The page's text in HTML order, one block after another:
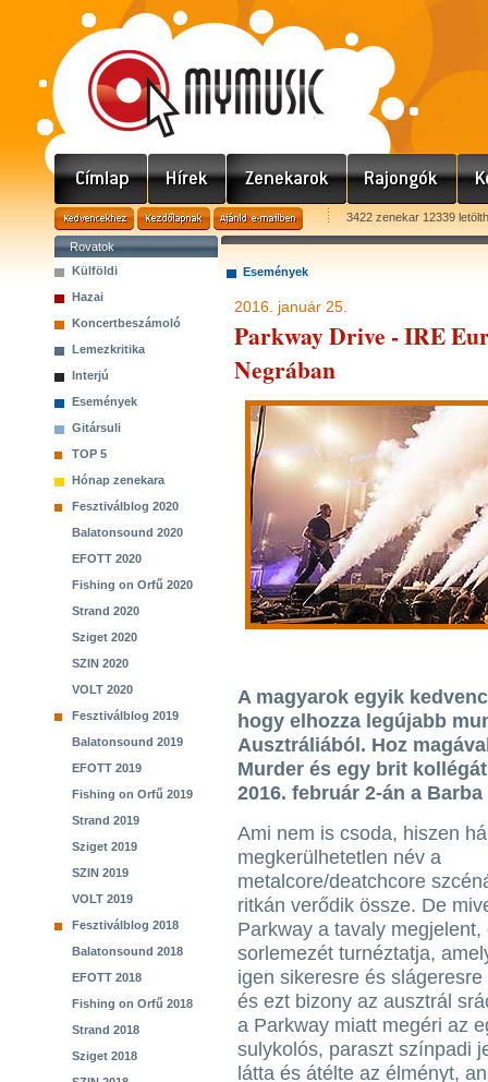
3422 zenekar 12339
Rovatok
Külföldi
Hazai
Koncertbeszámoló
Lemezkritika
Interjú
Események
Gitársuli
TOP 5
Hónap zenekara
Fesztiválblog 2020
Balatonsound 2020
EFOTT 2020
Fishing on Orfű 2020
Strand 2020
Sziget 2020
SZIN 2020
VOLT 2020
Fesztiválblog 2019
Balatonsound 2019
EFOTT 2019
Fishing on Orfű 2019
Strand 2019
Sziget 2019
SZIN 2019
VOLT 2019
Fesztiválblog 2018
Balatonsound 2018
EFOTT 2018
Fishing on Orfű 2018
Strand 2018
Sziget 2018
Események
2016. január 25.
Parkway Drive - IRE
Negrában
A magyarok egyik
hogy elhozza legújabb
Ausztráliából. Hoz
Murder és egy brit
2016. február 2-án a
Ami nem is csoda, hiszen
megkerülhetetlen név a
metalcore/deatchcore
ritkán verődik össze. De
Parkway a tavaly megjelent,
sorlemezét turnéztatja,
igen sikeresre és
és ezt bizony az ausztrál
a Parkway miatt megéri az
sulykolós, paraszt színpadi
látta és átélte az élményt,